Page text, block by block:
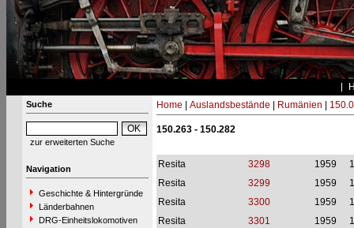
Suche
zur erweiterten Suche
Navigation
Geschichte & Hintergründe
Länderbahnen
DRG-Einheitslokomotiven
Home Auslandsbestände Rumänien 150.0
150.263 - 150.282
Resita 3298 1959
Resita
3299 1959
Resita
3300 1959
Resita
3301 1959